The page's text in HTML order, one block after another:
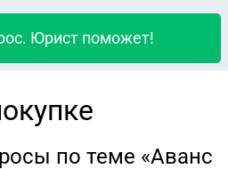
Юрист поможет!
по теме «Аванс